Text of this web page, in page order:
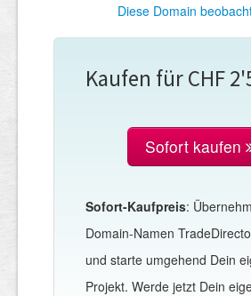
Diese Domain
Kaufen für CHF
Sofort kaufen
Sofort-Kaufpreis:
Domain-Namen
und starte umgehend Dein
Projekt. Werde jetzt Dein